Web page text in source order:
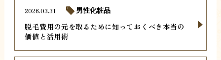
脱毛費用の元を取るために知っておくべき本当の
価値と活用術
2026.03.31 男性化粧品